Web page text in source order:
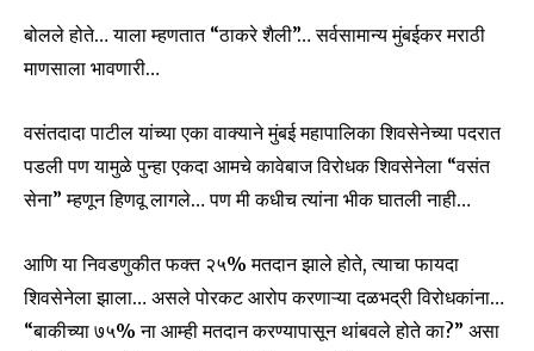
बोलले होते… याला म्हणतात “ठाकरे शैली”… सर्वसामान्य मुंबईकर मराठी
माणसाला भावणारी…
वसंतदादा पाटील यांच्या एका वाक्याने मुंबई महापालिका शिवसेनेच्या पदरात
पडली पण यामुळे पुन्हा एकदा आमचे कावेबाज विरोधक शिवसेनेला “वसंत
सेना” म्हणून हिणवू लागले… पण मी कधीच त्यांना भीक घातली नाही…
आणि या निवडणुकीत फक्त २५% मतदान झाले होते, त्याचा फायदा
शिवसेनेला झाला… असले पोरकट आरोप करणाऱ्या दळभद्री विरोधकांना…
“बाकीच्या ७५% ना आम्ही मतदान करण्यापासून थांबवले होते का?” असा